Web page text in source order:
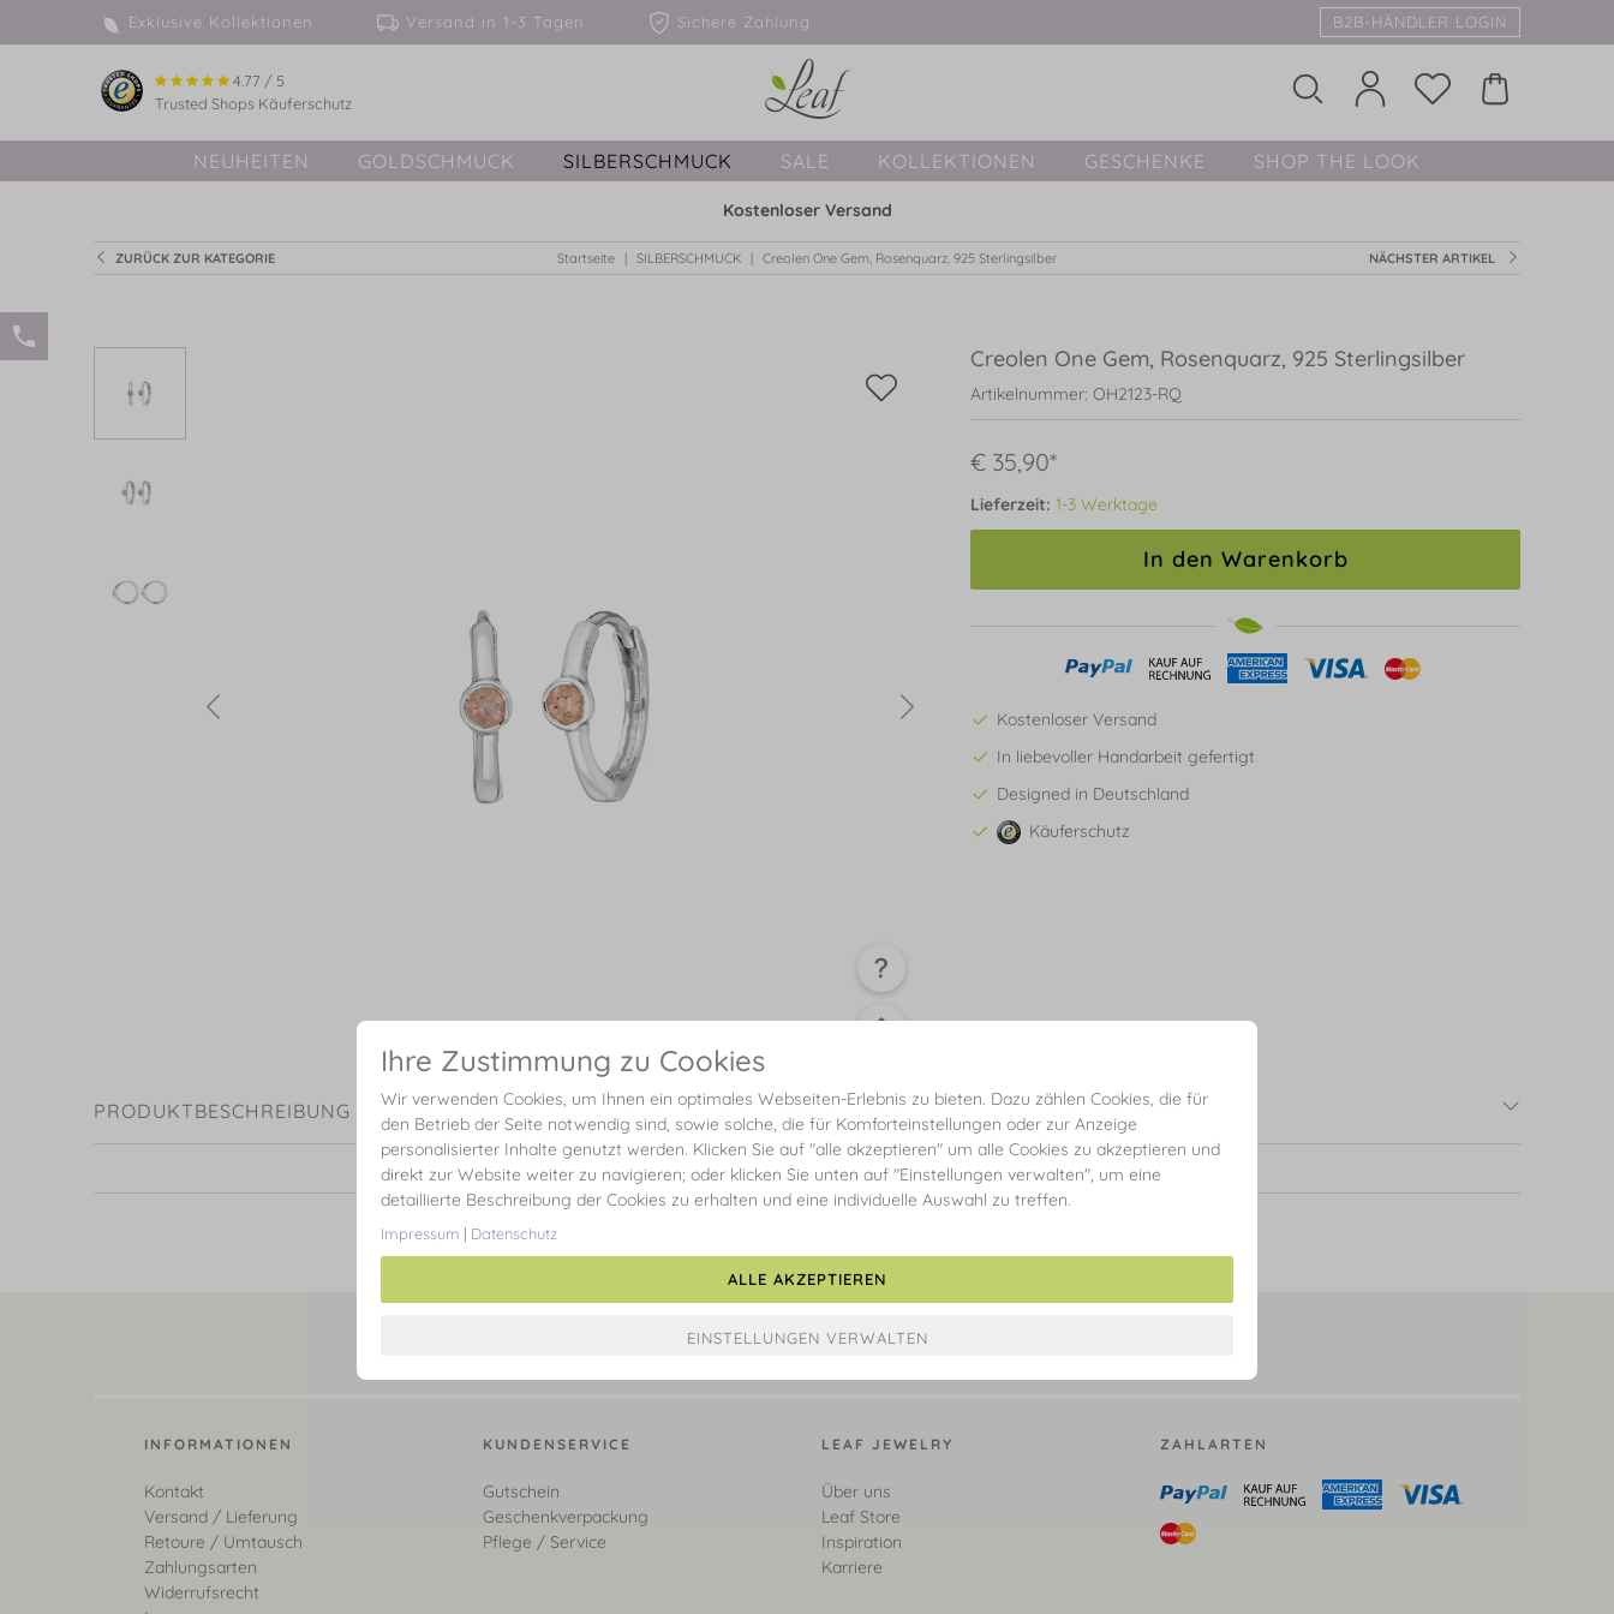
Exklusive Kollektionen Versand in 1-3 Tagen Sichere Zahlung B2B-HÄNDLER LOGIN
4.77 / 5
Trusted Shops Käuferschutz
NEUHEITEN GOLDSCHMUCK SILBERSCHMUCK SALE KOLLEKTIONEN GESCHENKE SHOP THE LOOK
Kostenloser Versand
ZURÜCK ZUR KATEGORIE Startseite SILBERSCHMUCK Creolen One Gem, Rosenquarz, 925 Sterlingsilber NÄCHSTER ARTIKEL
Creolen One Gem, Rosenquarz, 925 Sterlingsilber
Artikelnummer: OH2123-RQ
€ 35,90*
Lieferzeit: 1-3 Werktage
In den Warenkorb
Kostenloser Versand
In liebevoller Handarbeit gefertigt
Designed in Deutschland
Käuferschutz
PRODUKTBESCHREIBUNG
INFORMATIONEN
Kontakt
Versand / Lieferung
Retoure / Umtausch
Zahlungsarten
Widerrufsrecht
KUNDENSERVICE
Gutschein
Geschenkverpackung
Pflege / Service
LEAF JEWELRY
Über uns
Leaf Store
Inspiration
Karriere
ZAHLARTEN
Ihre Zustimmung zu Cookies
Wir verwenden Cookies, um Ihnen ein optimales Webseiten-Erlebnis zu bieten. Dazu zählen Cookies, die für
den Betrieb der Seite notwendig sind, sowie solche, die für Komforteinstellungen oder zur Anzeige
personalisierter Inhalte genutzt werden. Klicken Sie auf "alle akzeptieren" um alle Cookies zu akzeptieren und
direkt zur Website weiter zu navigieren; oder klicken Sie unten auf "Einstellungen verwalten", um eine
detaillierte Beschreibung der Cookies zu erhalten und eine individuelle Auswahl zu treffen.
Impressum | Datenschutz
ALLE AKZEPTIEREN